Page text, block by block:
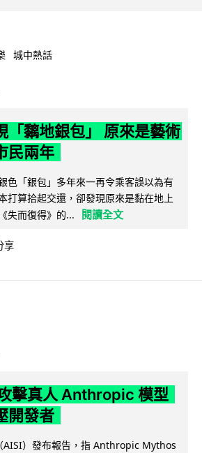
城中熱話
「黐地銀包」 原來是藝術
民兩年
色「銀包」多年來一再令乘客誤以為有
打算拾起交還，卻發現原來是黏在地上
失而復得》的...
閱讀全文
享
擊真人 Anthropic 模型
開發者
AISI）發布報告，指 Anthropic Mythos